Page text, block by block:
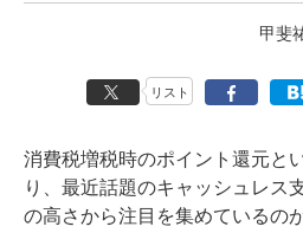
甲斐
リスト
消費税増税時のポイント還元と
り、最近話題のキャッシュレス
の高さから注目を集めているの